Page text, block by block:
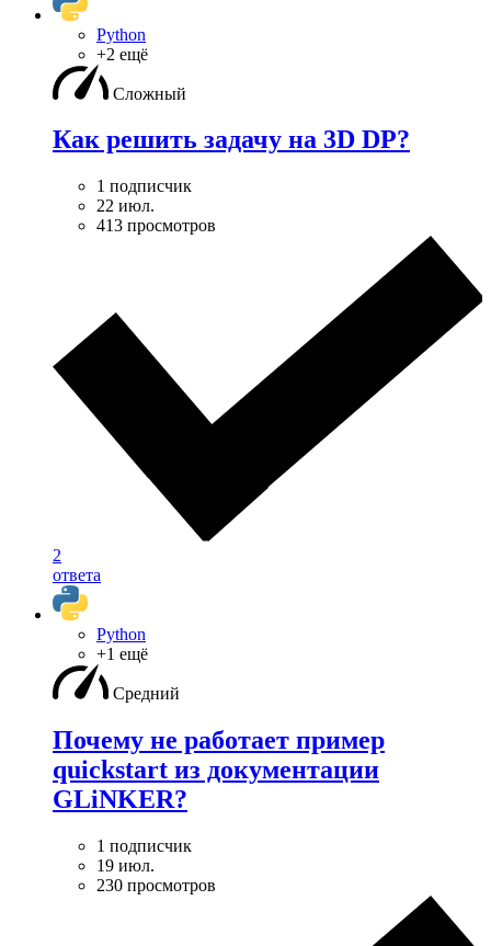
Python
+2 ещё
Сложный
Как решить задачу на 3D DP?
1 подписчик
22 июл.
413 просмотров
2
ответа
Python
+1 ещё
Средний
Почему не работает пример
quickstart из документации
GLiNKER?
1 подписчик
19 июл.
230 просмотров